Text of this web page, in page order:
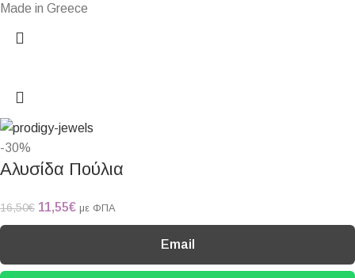
Made in Greece
-30%
Αλυσίδα Πούλια
16,50€ 11,55€ με ΦΠΑ
Email